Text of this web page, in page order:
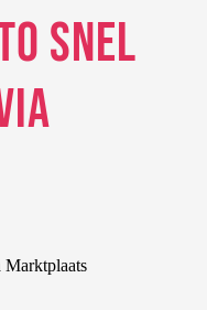
snel
Marktplaats